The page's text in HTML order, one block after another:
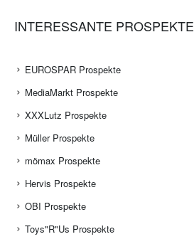
INTERESSANTE PROSPEKTE
EUROSPAR Prospekte
MediaMarkt Prospekte
XXXLutz Prospekte
Müller Prospekte
mömax Prospekte
Hervis Prospekte
OBI Prospekte
Toys"R"Us Prospekte